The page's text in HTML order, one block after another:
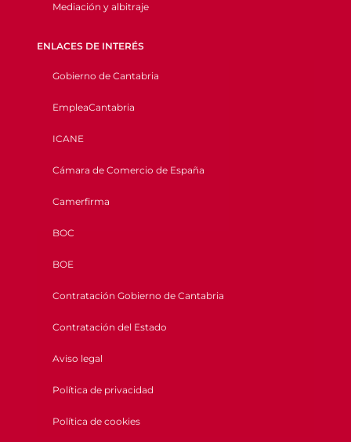
Mediación y albitraje
ENLACES DE INTERÉS
Gobierno de Cantabria
EmpleaCantabria
ICANE
Cámara de Comercio de España
Camerfirma
BOC
BOE
Contratación Gobierno de Cantabria
Contratación del Estado
Aviso legal
Política de privacidad
Política de cookies